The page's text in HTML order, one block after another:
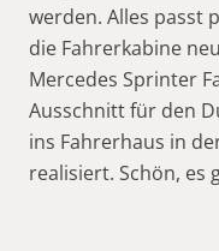
werden. Alles passt
die Fahrerkabine
Mercedes Sprinter
Ausschnitt für den
ins Fahrerhaus in
realisiert. Schön, es